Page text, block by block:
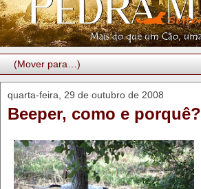
quarta-feira, 29 de outubro de 2008
Beeper, como e porquê?